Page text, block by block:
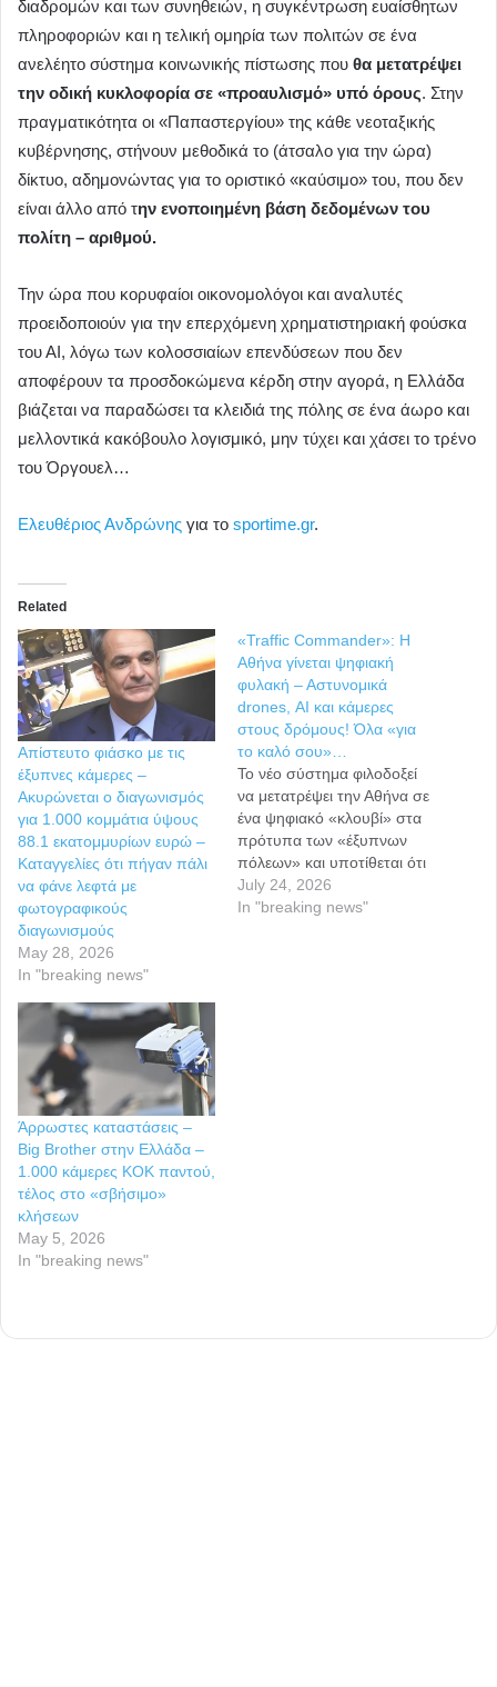
διαδρομών και των συνηθειών, η συγκέντρωση ευαίσθητων
πληροφοριών και η τελική ομηρία των πολιτών σε ένα
ανελέητο σύστημα κοινωνικής πίστωσης που θα μετατρέψει
την οδική κυκλοφορία σε «προαυλισμό» υπό όρους. Στην
πραγματικότητα οι «Παπαστεργίου» της κάθε νεοταξικής
κυβέρνησης, στήνουν μεθοδικά το (άτσαλο για την ώρα)
δίκτυο, αδημονώντας για το οριστικό «καύσιμο» του, που δεν
είναι άλλο από την ενοποιημένη βάση δεδομένων του
πολίτη – αριθμού.
Την ώρα που κορυφαίοι οικονομολόγοι και αναλυτές
προειδοποιούν για την επερχόμενη χρηματιστηριακή φούσκα
του ΑΙ, λόγω των κολοσσιαίων επενδύσεων που δεν
αποφέρουν τα προσδοκώμενα κέρδη στην αγορά, η Ελλάδα
βιάζεται να παραδώσει τα κλειδιά της πόλης σε ένα άωρο και
μελλοντικά κακόβουλο λογισμικό, μην τύχει και χάσει το τρένο
του Όργουελ…
Ελευθέριος Ανδρώνης για το sportime.gr.
Related
Απίστευτο φιάσκο με τις
έξυπνες κάμερες –
Ακυρώνεται ο διαγωνισμός
για 1.000 κομμάτια ύψους
88.1 εκατομμυρίων ευρώ –
Καταγγελίες ότι πήγαν πάλι
να φάνε λεφτά με
φωτογραφικούς
διαγωνισμούς
May 28, 2026
In "breaking news"
«Traffic Commander»: Η
Αθήνα γίνεται ψηφιακή
φυλακή – Αστυνομικά
drones, ΑΙ και κάμερες
στους δρόμους! Όλα «για
το καλό σου»…
Το νέο σύστημα φιλοδοξεί
να μετατρέψει την Αθήνα σε
ένα ψηφιακό «κλουβί» στα
πρότυπα των «έξυπνων
πόλεων» και υποτίθεται ότι
επιστρατεύεται για την
αποτελεσματικότερη
July 24, 2026
In "breaking news"
Άρρωστες καταστάσεις –
Big Brother στην Ελλάδα –
1.000 κάμερες ΚΟΚ παντού,
τέλος στο «σβήσιμο»
κλήσεων
May 5, 2026
In "breaking news"